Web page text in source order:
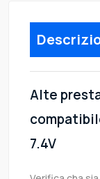
Alte
7.4V